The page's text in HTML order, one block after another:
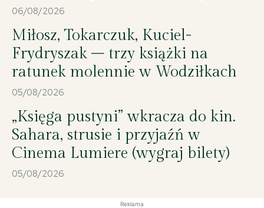
06/08/2026
Miłosz, Tokarczuk, Kuciel-
Frydryszak – trzy książki na
ratunek molennie w Wodziłkach
05/08/2026
„Księga pustyni” wkracza do kin.
Sahara, strusie i przyjaźń w
Cinema Lumiere (wygraj bilety)
05/08/2026
Reklama